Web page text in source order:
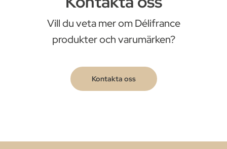
Vill du veta mer om Délifrance
produkter och varumärken?
Kontakta oss